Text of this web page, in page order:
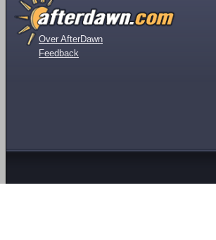
Over AfterDawn
Feedback